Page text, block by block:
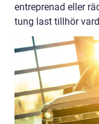
entreprenad eller
tung last tillhör